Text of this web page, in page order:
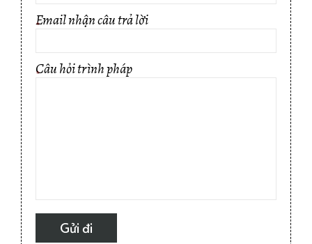
Email nhận câu trả lời
*
Câu hỏi trình pháp
*